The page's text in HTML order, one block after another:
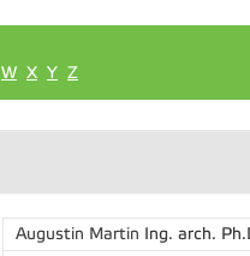
W X Y Z
Augustin Martin Ing. arch.